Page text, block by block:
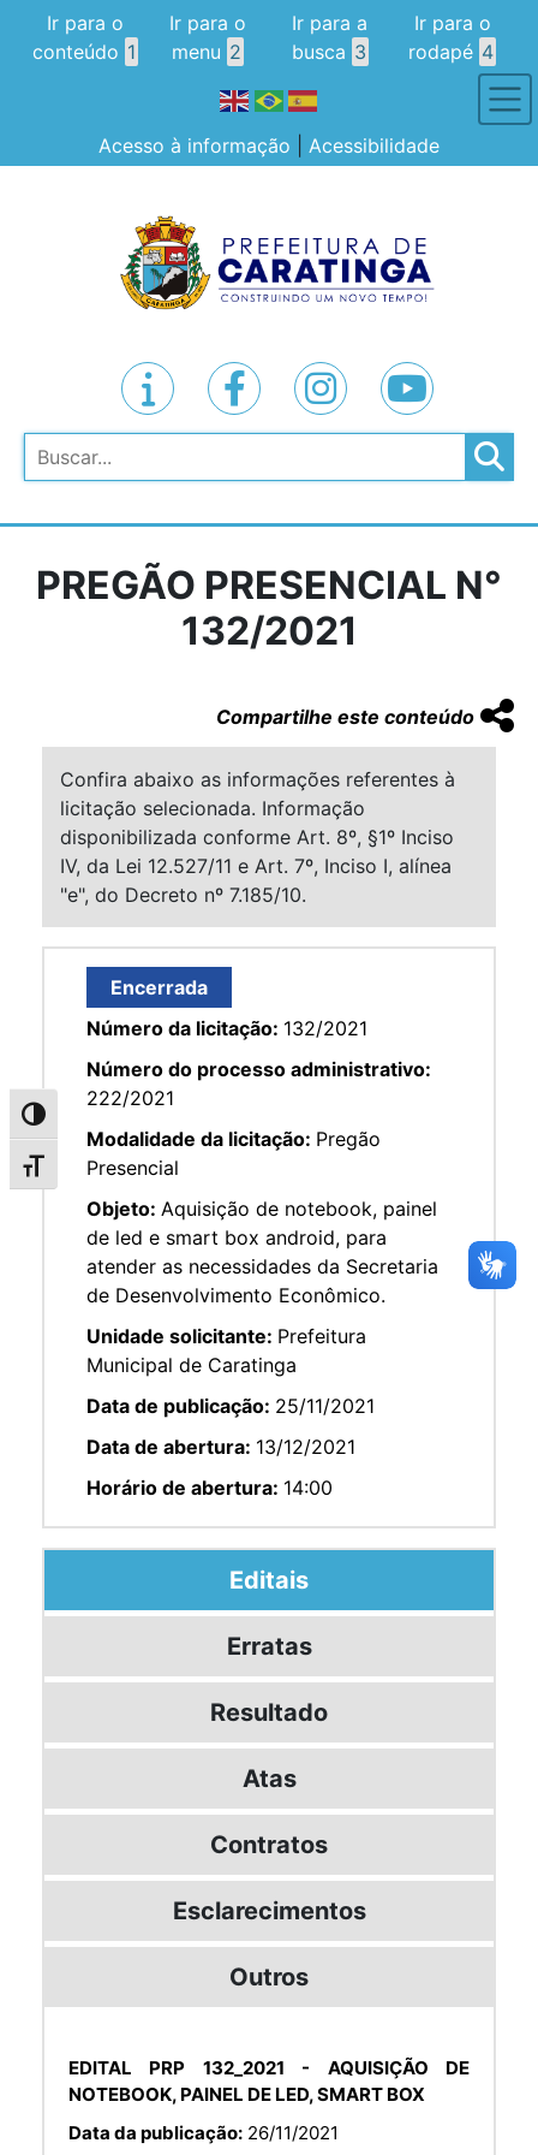
Alternar alto contraste
Alternar tamanho da fonte
Ir para o
conteúdo 1
Ir para o
menu 2
Ir para a
busca 3
Ir para o
rodapé 4
Acesso à informação Acessibilidade
Pesquisar
PREGÃO PRESENCIAL N°
132/2021
Compartilhe este conteúdo
Confira abaixo as informações referentes à
licitação selecionada. Informação
disponibilizada conforme Art. 8º, §1º Inciso
IV, da Lei 12.527/11 e Art. 7º, Inciso I, alínea
"e", do Decreto nº 7.185/10.
Encerrada
Número da licitação: 132/2021
Número do processo administrativo:
222/2021
Modalidade da licitação: Pregão
Presencial
Objeto: Aquisição de notebook, painel
de led e smart box android, para
atender as necessidades da Secretaria
de Desenvolvimento Econômico.
Unidade solicitante: Prefeitura
Municipal de Caratinga
Data de publicação: 25/11/2021
Data de abertura: 13/12/2021
Horário de abertura: 14:00
Editais
Erratas
Resultado
Atas
Contratos
Esclarecimentos
Outros
EDITAL PRP 132_2021 - AQUISIÇÃO DE
NOTEBOOK, PAINEL DE LED, SMART BOX
Data da publicação: 26/11/2021